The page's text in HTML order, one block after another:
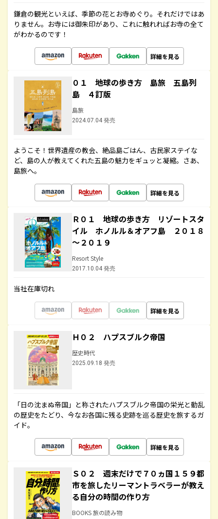
鎌倉の観光といえば、季節の花とお寺めぐり。それだけではあ
りません。お寺には御朱印があり、これに触れればお寺の全て
がわかるのです！
詳細を見る
０１ 地球の歩き方 島旅 五島列
島 ４訂版
島旅
2024.07.04 発売
ようこそ！世界遺産の教会、絶品島ごはん、古民家ステイな
ど、島の人が教えてくれた五島の魅力をギュッと凝縮。さあ、
島旅へ。
詳細を見る
Ｒ０１ 地球の歩き方 リゾートスタ
イル ホノルル＆オアフ島 ２０１８
～２０１９
Resort Style
2017.10.04 発売
当社在庫切れ
詳細を見る
Ｈ０２ ハプスブルク帝国
歴史時代
2025.09.18 発売
「日の沈まぬ帝国」と称されたハプスブルク帝国の栄光と動乱
の歴史をたどり、今なお各国に残る史跡を巡る歴史を旅するガ
イド。
詳細を見る
Ｓ０２ 週末だけで７０ヵ国１５９都
市を旅したリーマントラベラーが教え
る自分の時間の作り方
BOOKS 旅の読み物